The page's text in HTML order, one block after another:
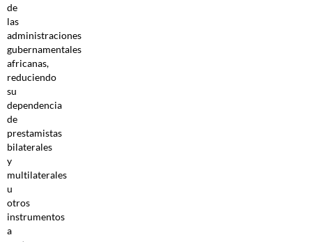
de
las
administraciones
gubernamentales
africanas,
reduciendo
su
dependencia
de
prestamistas
bilaterales
y
multilaterales
u
otros
instrumentos
a